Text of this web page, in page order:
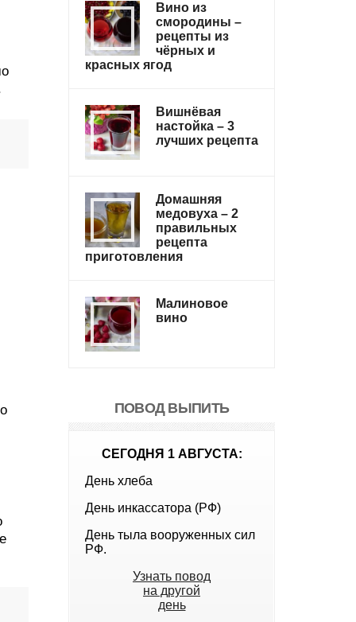
Вино из
смородины –
рецепты из
чёрных и
красных ягод
Вишнёвая
настойка – 3
лучших рецепта
Домашняя
медовуха – 2
правильных
рецепта
приготовления
Малиновое
вино
ПОВОД ВЫПИТЬ
СЕГОДНЯ 1 АВГУСТА:
День хлеба
День инкассатора (РФ)
День тыла вооруженных сил
РФ.
Узнать повод
на другой
день